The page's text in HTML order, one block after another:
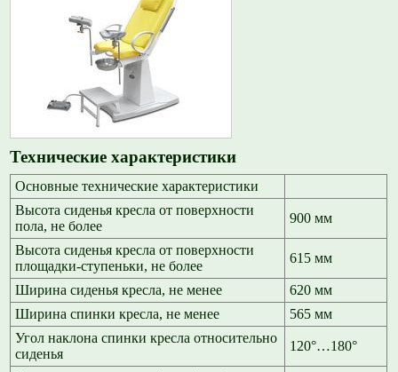
Технические характеристики
Основные технические характеристики
Высота сиденья кресла от поверхности
пола, не более
900 мм
Высота сиденья кресла от поверхности
площадки-ступеньки, не более
615 мм
Ширина сиденья кресла, не менее
620 мм
Ширина спинки кресла, не менее
565 мм
Угол наклона спинки кресла относительно
сиденья
120°…180°